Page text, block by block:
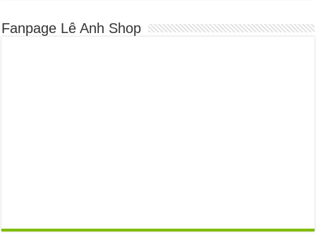
Fanpage Lê Anh Shop